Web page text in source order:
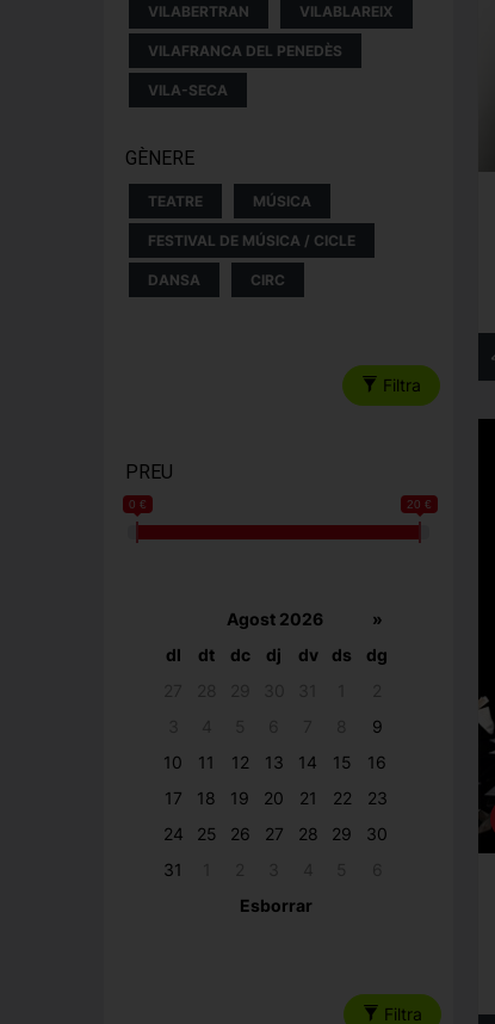
VILABERTRAN VILABLAREIX
VILAFRANCA DEL PENEDÈS
VILA-SECA
GÈNERE
TEATRE MÚSICA
FESTIVAL DE MÚSICA / CICLE
DANSA CIRC
Filtra
PREU
0 € 20 €
Agost 2026
»
dl
dt dc dj dv ds
dg
9
10
11 12 13 14 15
16
17
18 19 20 21 22
23
24
25 26 27 28 29
30
31
Esborrar
Filtra